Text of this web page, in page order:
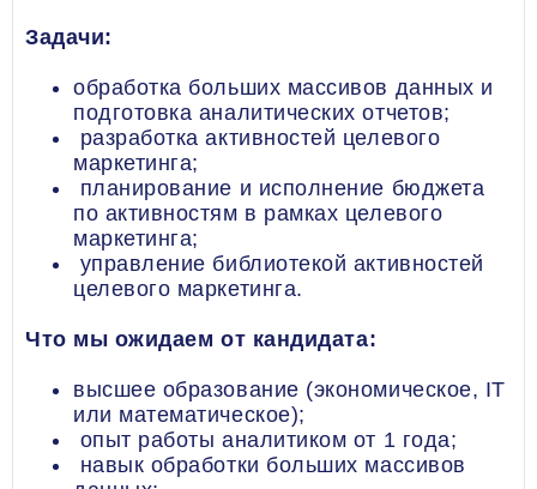
Задачи:
обработка больших массивов данных и
подготовка аналитических отчетов;
разработка активностей целевого
маркетинга;
планирование и исполнение бюджета
по активностям в рамках целевого
маркетинга;
управление библиотекой активностей
целевого маркетинга.
Что мы ожидаем от кандидата:
высшее образование (экономическое, IT
или математическое);
опыт работы аналитиком от 1 года;
навык обработки больших массивов